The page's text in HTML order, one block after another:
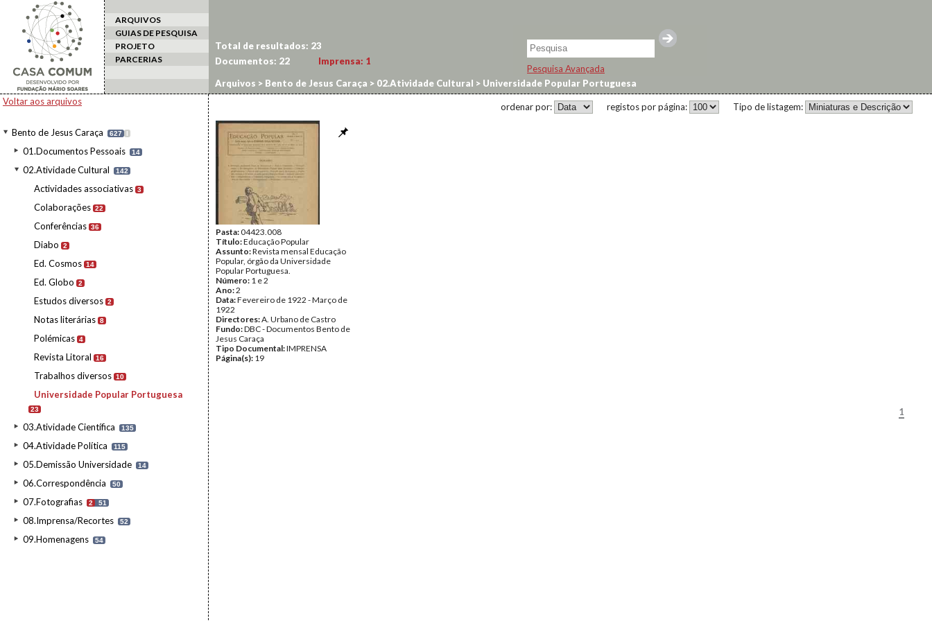
ARQUIVOS
GUIAS DE PESQUISA
PROJETO
PARCERIAS
Pesquisa Avançada
Voltar aos arquivos
Bento de Jesus Caraça 627 I
01.Documentos Pessoais 14
02.Atividade Cultural 142
Actividades associativas 3
Colaborações 22
Conferências 36
Diabo 2
Ed. Cosmos 14
Ed. Globo 2
Estudos diversos 2
Notas literárias 8
Polémicas 4
Revista Litoral 16
Trabalhos diversos 10
Universidade Popular Portuguesa
23
03.Atividade Científica 135
04.Atividade Política 115
05.Demissão Universidade 14
06.Correspondência 50
07.Fotografias 2 51
08.Imprensa/Recortes 52
09.Homenagens 54
Total de resultados: 23
Documentos: 22 Imprensa: 1
Arquivos > Bento de Jesus Caraça > 02.Atividade Cultural > Universidade Popular Portuguesa
Tipo de listagem:
registos por página:
ordenar por:
Pasta:04423.008
Título:Educação Popular
Assunto:Revista mensal Educação
Popular, órgão da Universidade
Popular Portuguesa.
Número: 1 e 2
Ano:2
Data:Fevereiro de 1922 - Março de
1922
Directores:A. Urbano de Castro
Fundo:DBC - Documentos Bento de
Jesus Caraça
Tipo Documental:IMPRENSA
Página(s): 19
1